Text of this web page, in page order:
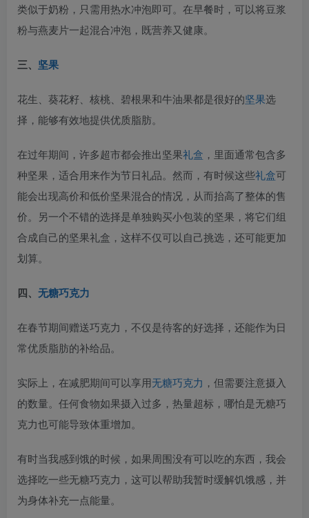
类似于奶粉，只需用热水冲泡即可。在早餐时，可以将豆浆
粉与燕麦片一起混合冲泡，既营养又健康。
三、 坚果
花生、葵花籽、核桃、碧根果和牛油果都是很好的坚果选
择，能够有效地提供优质脂肪。
在过年期间，许多超市都会推出坚果礼盒 ，里面通常包含多
种坚果，适合用来作为节日礼品。然而，有时候这些礼盒可
能会出现高价和低价坚果混合的情况，从而抬高了整体的售
价。另一个不错的选择是单独购买小包装的坚果，将它们组
合成自己的坚果礼盒，这样不仅可以自己挑选，还可能更加
划算。
四、 无糖巧克力
在春节期间赠送巧克力，不仅是待客的好选择，还能作为日
常优质脂肪的补给品。
实际上，在减肥期间可以享用无糖巧克力 ，但需要注意摄入
的数量。任何食物如果摄入过多，热量超标，哪怕是无糖巧
克力也可能导致体重增加。
有时当我感到饿的时候，如果周围没有可以吃的东西，我会
选择吃一些无糖巧克力，这可以帮助我暂时缓解饥饿感，并
为身体补充一点能量。